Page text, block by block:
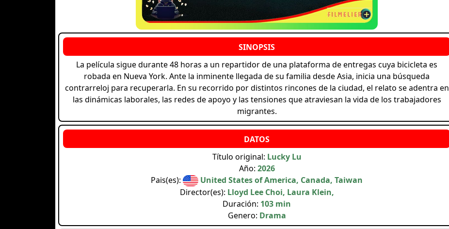
La película sigue durante 48 horas a un repartidor de una plataforma de entregas cuya bicicleta es
robada en Nueva York. Ante la inminente llegada de su familia desde Asia, inicia una búsqueda
contrarreloj para recuperarla. En su recorrido por distintos rincones de la ciudad, el relato se adentra en
las dinámicas laborales, las redes de apoyo y las tensiones que atraviesan la vida de los trabajadores
migrantes.
Título original: Lucky Lu
Año: 2026
Pais(es):
United States of America, Canada, Taiwan
Director(es): Lloyd Lee Choi, Laura Klein,
Duración: 103 min
Genero: Drama